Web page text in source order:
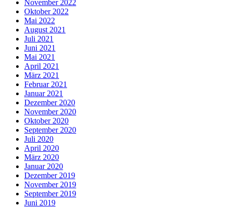
November 2022
Oktober 2022
Mai 2022
August 2021
Juli 2021
Juni 2021
Mai 2021
April 2021
März 2021
Februar 2021
Januar 2021
Dezember 2020
November 2020
Oktober 2020
September 2020
Juli 2020
April 2020
März 2020
Januar 2020
Dezember 2019
November 2019
September 2019
Juni 2019